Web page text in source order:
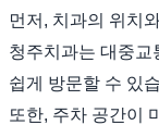
먼저, 치과의 위치
청주치과는 대중교
쉽게 방문할 수 있
또한, 주차 공간이